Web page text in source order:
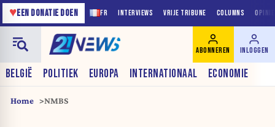
FR INTERVIEWS VRIJE TRIBUNE COLUMNS
♥EEN DONATIE DOEN
BELGIË POLITIEK EUROPA INTERNATIONAAL ECONOMIE
ABONNEREN INLOGGEN
Home NMBS